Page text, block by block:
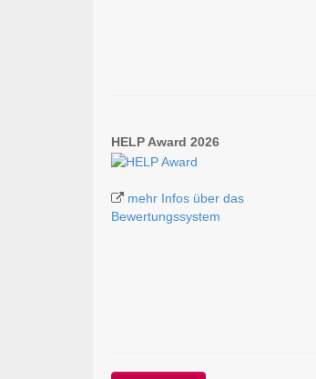
HELP Award 2026
mehr Infos über das
Bewertungssystem